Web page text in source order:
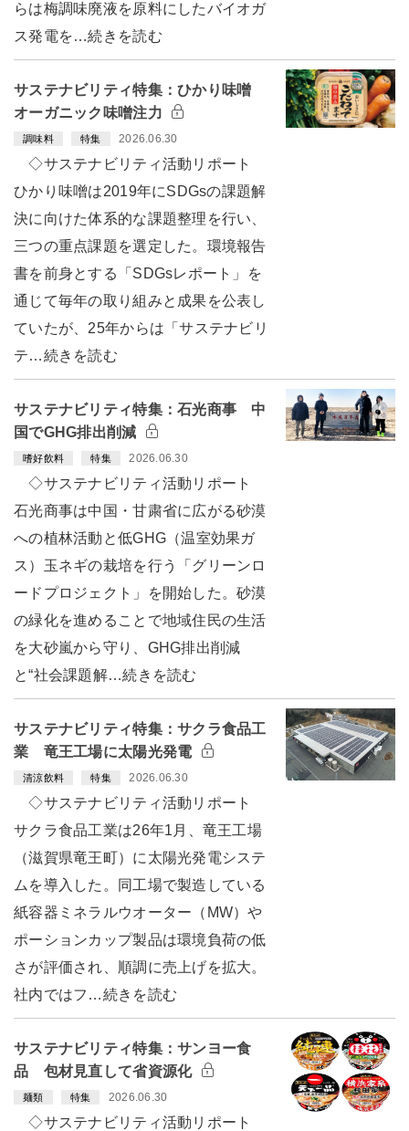
らは梅調味廃液を原料にしたバイオガ
ス発電を…続きを読む
サステナビリティ特集：ひかり味噌
オーガニック味噌注力
調味料 特集 2026.06.30
◇サステナビリティ活動リポート
ひかり味噌は2019年にSDGsの課題解
決に向けた体系的な課題整理を行い、
三つの重点課題を選定した。環境報告
書を前身とする「SDGsレポート」を
通じて毎年の取り組みと成果を公表し
ていたが、25年からは「サステナビリ
テ…続きを読む
サステナビリティ特集：石光商事 中
国でGHG排出削減
嗜好飲料 特集 2026.06.30
◇サステナビリティ活動リポート
石光商事は中国・甘粛省に広がる砂漠
への植林活動と低GHG（温室効果ガ
ス）玉ネギの栽培を行う「グリーンロ
ードプロジェクト」を開始した。砂漠
の緑化を進めることで地域住民の生活
を大砂嵐から守り、GHG排出削減
と“社会課題解…続きを読む
サステナビリティ特集：サクラ食品工
業 竜王工場に太陽光発電
清涼飲料 特集 2026.06.30
◇サステナビリティ活動リポート
サクラ食品工業は26年1月、竜王工場
（滋賀県竜王町）に太陽光発電システ
ムを導入した。同工場で製造している
紙容器ミネラルウオーター（MW）や
ポーションカップ製品は環境負荷の低
さが評価され、順調に売上げを拡大。
社内ではフ…続きを読む
サステナビリティ特集：サンヨー食
品 包材見直して省資源化
麺類 特集 2026.06.30
◇サステナビリティ活動リポート